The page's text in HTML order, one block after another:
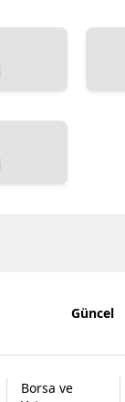
Güncel
Borsa ve